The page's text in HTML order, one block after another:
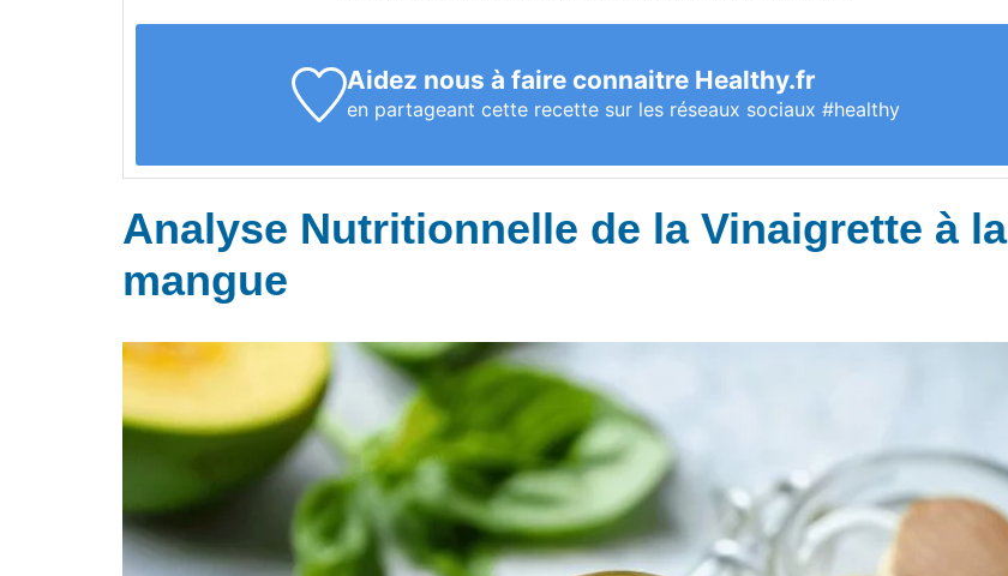
Aidez nous à faire connaitre Healthy.fr
en partageant cette recette sur les réseaux sociaux #healthy
Analyse Nutritionnelle de la Vinaigrette à la
mangue